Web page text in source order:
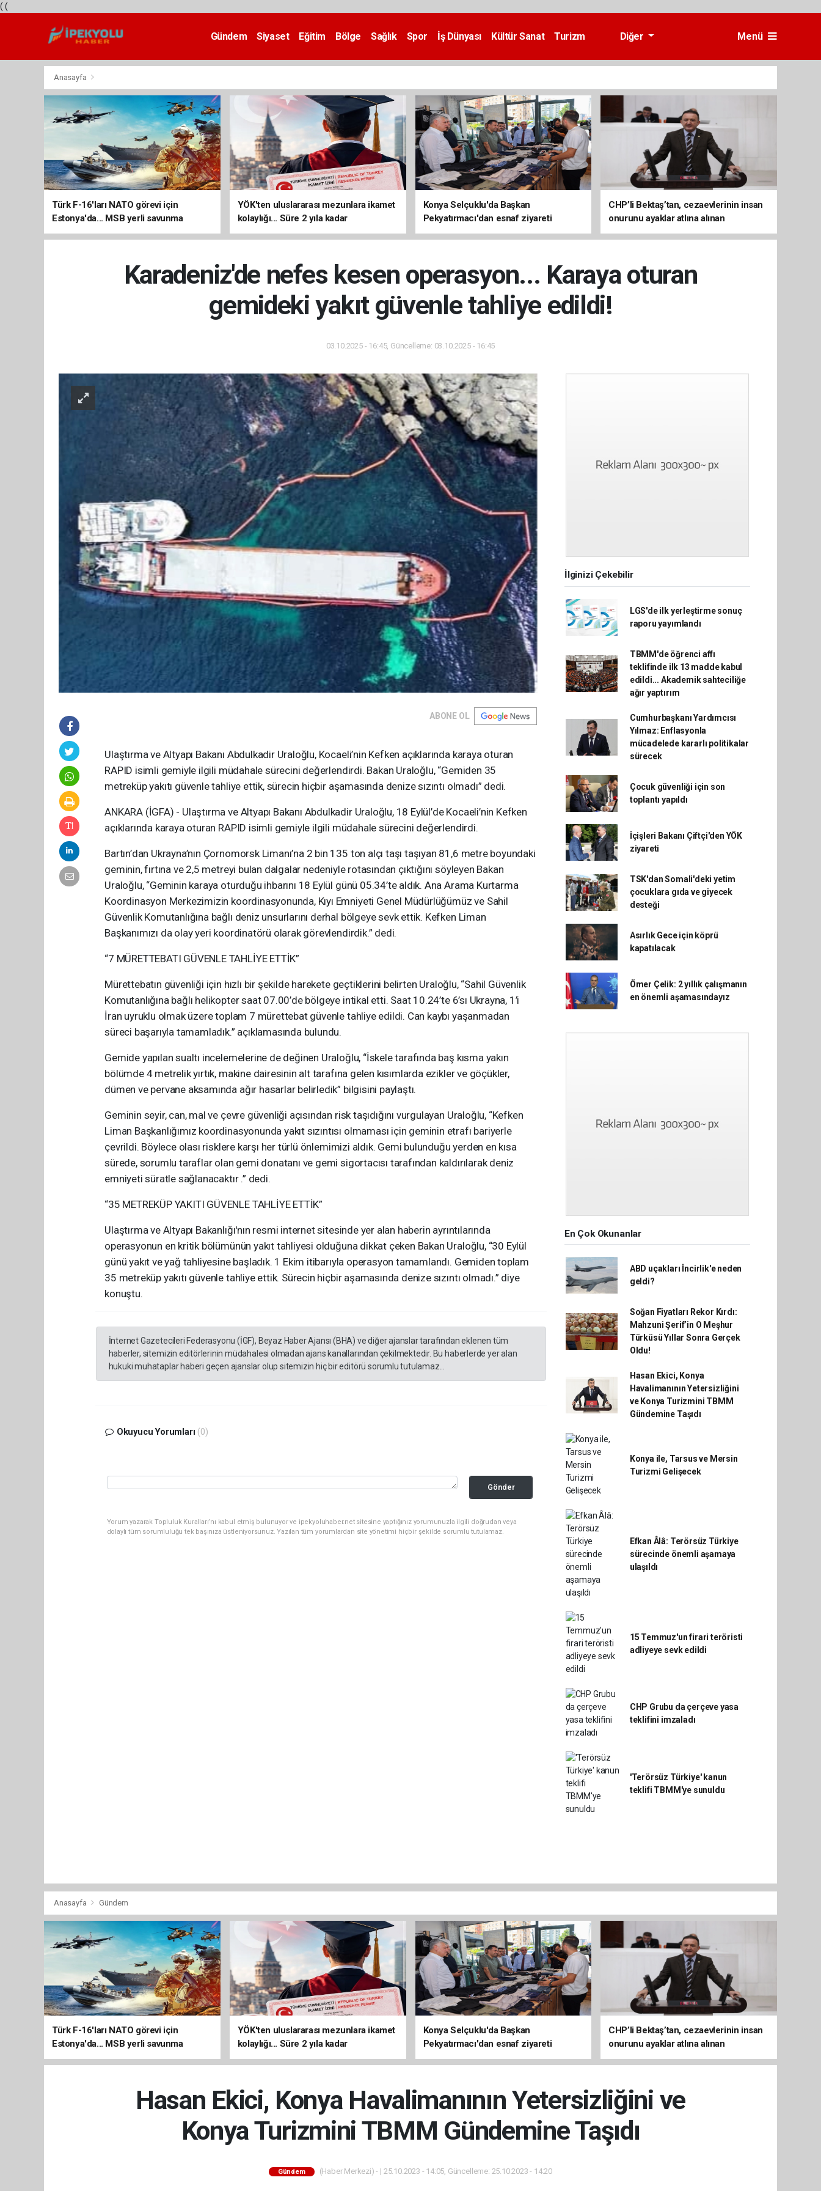
( (
Gündem Siyaset Eğitim Bölge Sağlık Spor İş Dünyası Kültür Sanat
Turizm
Diğer Menü
Anasayfa
Türk F-16'ları NATO görevi için
Estonya'da... MSB yerli savunma
sistemleriyle güçleniyor
YÖK'ten uluslararası mezunlara ikamet
kolaylığı... Süre 2 yıla kadar
uzatılabilecek
Konya Selçuklu'da Başkan
Pekyatırmacı'dan esnaf ziyareti
CHP’li Bektaş’tan, cezaevlerinin insan
onurunu ayaklar atlına alınan
mekânlara dönüşmesine tepki
Karadeniz'de nefes kesen operasyon... Karaya oturan
gemideki yakıt güvenle tahliye edildi!
03.10.2025 - 16:45, Güncelleme: 03.10.2025 - 16:45
ABONE OL
Ulaştırma ve Altyapı Bakanı Abdulkadir Uraloğlu, Kocaeli’nin Kefken açıklarında karaya oturan
RAPID isimli gemiyle ilgili müdahale sürecini değerlendirdi. Bakan Uraloğlu, “Gemiden 35
metreküp yakıtı güvenle tahliye ettik, sürecin hiçbir aşamasında denize sızıntı olmadı” dedi.
ANKARA (İGFA) - Ulaştırma ve Altyapı Bakanı Abdulkadir Uraloğlu, 18 Eylül’de Kocaeli’nin Kefken
açıklarında karaya oturan RAPID isimli gemiyle ilgili müdahale sürecini değerlendirdi.
Bartın’dan Ukrayna’nın Çornomorsk Limanı’na 2 bin 135 ton alçı taşı taşıyan 81,6 metre boyundaki
geminin, fırtına ve 2,5 metreyi bulan dalgalar nedeniyle rotasından çıktığını söyleyen Bakan
Uraloğlu, “Geminin karaya oturduğu ihbarını 18 Eylül günü 05.34’te aldık. Ana Arama Kurtarma
Koordinasyon Merkezimizin koordinasyonunda, Kıyı Emniyeti Genel Müdürlüğümüz ve Sahil
Güvenlik Komutanlığına bağlı deniz unsurlarını derhal bölgeye sevk ettik. Kefken Liman
Başkanımızı da olay yeri koordinatörü olarak görevlendirdik.” dedi.
“7 MÜRETTEBATI GÜVENLE TAHLİYE ETTİK”
Mürettebatın güvenliği için hızlı bir şekilde harekete geçtiklerini belirten Uraloğlu, “Sahil Güvenlik
Komutanlığına bağlı helikopter saat 07.00’de bölgeye intikal etti. Saat 10.24’te 6’sı Ukrayna, 1’i
İran uyruklu olmak üzere toplam 7 mürettebat güvenle tahliye edildi. Can kaybı yaşanmadan
süreci başarıyla tamamladık.” açıklamasında bulundu.
Gemide yapılan sualtı incelemelerine de değinen Uraloğlu, “İskele tarafında baş kısma yakın
bölümde 4 metrelik yırtık, makine dairesinin alt tarafına gelen kısımlarda ezikler ve göçükler,
dümen ve pervane aksamında ağır hasarlar belirledik” bilgisini paylaştı.
Geminin seyir, can, mal ve çevre güvenliği açısından risk taşıdığını vurgulayan Uraloğlu, “Kefken
Liman Başkanlığımız koordinasyonunda yakıt sızıntısı olmaması için geminin etrafı bariyerle
çevrildi. Böylece olası risklere karşı her türlü önlemimizi aldık. Gemi bulunduğu yerden en kısa
sürede, sorumlu taraflar olan gemi donatanı ve gemi sigortacısı tarafından kaldırılarak deniz
emniyeti süratle sağlanacaktır .” dedi.
“35 METREKÜP YAKITI GÜVENLE TAHLİYE ETTİK”
Ulaştırma ve Altyapı Bakanlığı'nın resmi internet sitesinde yer alan haberin ayrıntılarında
operasyonun en kritik bölümünün yakıt tahliyesi olduğuna dikkat çeken Bakan Uraloğlu, “30 Eylül
günü yakıt ve yağ tahliyesine başladık. 1 Ekim itibarıyla operasyon tamamlandı. Gemiden toplam
35 metreküp yakıtı güvenle tahliye ettik. Sürecin hiçbir aşamasında denize sızıntı olmadı.” diye
konuştu.
İnternet Gazetecileri Federasyonu (İGF), Beyaz Haber Ajansı (BHA) ve diğer ajanslar tarafından eklenen tüm
haberler, sitemizin editörlerinin müdahalesi olmadan ajans kanallarından çekilmektedir. Bu haberlerde yer alan
hukuki muhataplar haberi geçen ajanslar olup sitemizin hiç bir editörü sorumlu tutulamaz...
Okuyucu Yorumları (0)
Gönder
Yorum yazarak Topluluk Kuralları’nı kabul etmiş bulunuyor ve ipekyoluhaber.net sitesine yaptığınız yorumunuzla ilgili doğrudan veya
dolaylı tüm sorumluluğu tek başınıza üstleniyorsunuz. Yazılan tüm yorumlardan site yönetimi hiçbir şekilde sorumlu tutulamaz.
İlginizi Çekebilir
LGS'de ilk yerleştirme sonuç
raporu yayımlandı
TBMM'de öğrenci affı
teklifinde ilk 13 madde kabul
edildi... Akademik sahteciliğe
ağır yaptırım
Cumhurbaşkanı Yardımcısı
Yılmaz: Enflasyonla
mücadelede kararlı politikalar
sürecek
Çocuk güvenliği için son
toplantı yapıldı
İçişleri Bakanı Çiftçi'den YÖK
ziyareti
TSK'dan Somali'deki yetim
çocuklara gıda ve giyecek
desteği
Asırlık Gece için köprü
kapatılacak
Ömer Çelik: 2 yıllık çalışmanın
en önemli aşamasındayız
En Çok Okunanlar
ABD uçakları İncirlik'e neden
geldi?
Soğan Fiyatları Rekor Kırdı:
Mahzuni Şerif’in O Meşhur
Türküsü Yıllar Sonra Gerçek
Oldu!
Hasan Ekici, Konya
Havalimanının Yetersizliğini
ve Konya Turizmini TBMM
Gündemine Taşıdı
Konya ile, Tarsus ve Mersin
Turizmi Gelişecek
Efkan Âlâ: Terörsüz Türkiye
sürecinde önemli aşamaya
ulaşıldı
15 Temmuz'un firari teröristi
adliyeye sevk edildi
CHP Grubu da çerçeve yasa
teklifini imzaladı
'Terörsüz Türkiye' kanun
teklifi TBMM'ye sunuldu
Anasayfa Gündem
Türk F-16'ları NATO görevi için
Estonya'da... MSB yerli savunma
sistemleriyle güçleniyor
YÖK'ten uluslararası mezunlara ikamet
kolaylığı... Süre 2 yıla kadar
uzatılabilecek
Konya Selçuklu'da Başkan
Pekyatırmacı'dan esnaf ziyareti
CHP’li Bektaş’tan, cezaevlerinin insan
onurunu ayaklar atlına alınan
mekânlara dönüşmesine tepki
Hasan Ekici, Konya Havalimanının Yetersizliğini ve
Konya Turizmini TBMM Gündemine Taşıdı
Gündem (Haber Merkezi) - | 25.10.2023 - 14:05, Güncelleme: 25.10.2023 - 14:20